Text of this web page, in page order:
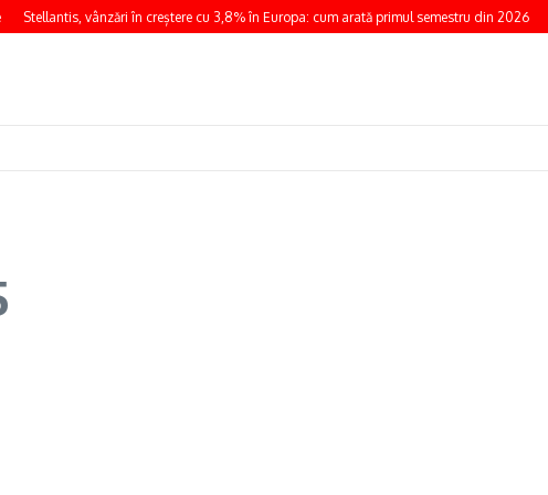
Stellantis, vânzări în creștere cu 3,8% în Europa: cum arată primul semestru din 2026